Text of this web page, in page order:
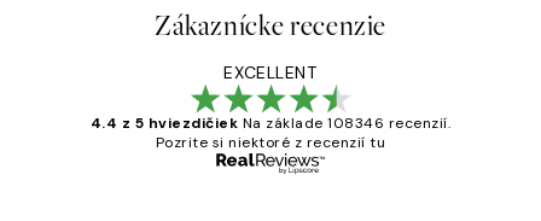
Zákaznícke recenzie
EXCELLENT
4.4 z 5 hviezdičiek Na základe 108346 recenzií.
Pozrite si niektoré z recenzií tu